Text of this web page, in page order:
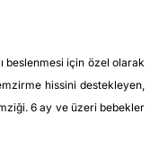
beslenmesi için özel olarak
hissini destekleyen,
6 ay ve üzeri bebekler